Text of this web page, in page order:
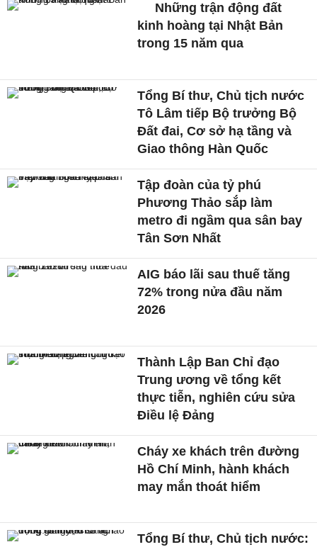
Những trận động đất
kinh hoàng tại Nhật Bản
trong 15 năm qua
Tổng Bí thư, Chủ tịch nước
Tô Lâm tiếp Bộ trưởng Bộ
Đất đai, Cơ sở hạ tầng và
Giao thông Hàn Quốc
Tập đoàn của tỷ phú
Phương Thảo sắp làm
metro đi ngầm qua sân bay
Tân Sơn Nhất
AIG báo lãi sau thuế tăng
72% trong nửa đầu năm
2026
Thành Lập Ban Chỉ đạo
Trung ương về tổng kết
thực tiễn, nghiên cứu sửa
Điều lệ Đảng
Cháy xe khách trên đường
Hồ Chí Minh, hành khách
may mắn thoát hiểm
Tổng Bí thư, Chủ tịch nước: